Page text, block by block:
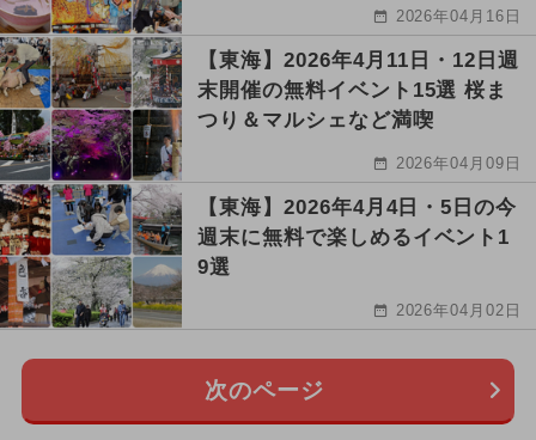
2026年04月16日
【東海】2026年4月11日・12日週
末開催の無料イベント15選 桜ま
つり＆マルシェなど満喫
2026年04月09日
【東海】2026年4月4日・5日の今
週末に無料で楽しめるイベント1
9選
2026年04月02日
次のページ